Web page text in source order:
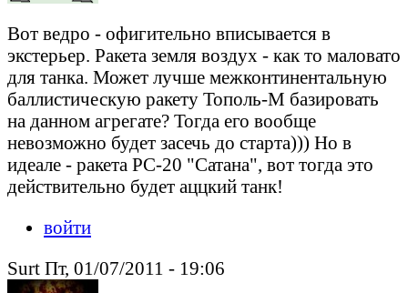
Вот ведро - офигительно вписывается в
экстерьер. Ракета земля воздух - как то маловато
для танка. Может лучше межконтинентальную
баллистическую ракету Тополь-М базировать
на данном агрегате? Тогда его вообще
невозможно будет засечь до старта))) Но в
идеале - ракета РС-20 "Сатана", вот тогда это
действительно будет аццкий танк!
войти
Surt Пт, 01/07/2011 - 19:06